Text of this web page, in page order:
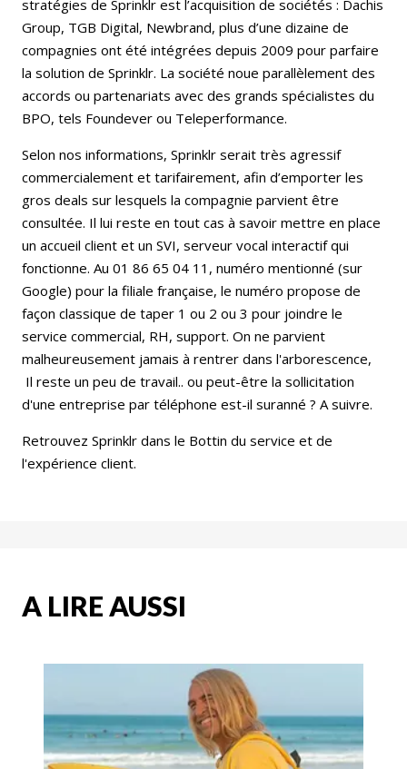
stratégies de Sprinklr est l’acquisition de sociétés : Dachis
Group, TGB Digital, Newbrand, plus d’une dizaine de
compagnies ont été intégrées depuis 2009 pour parfaire
la solution de Sprinklr. La société noue parallèlement des
accords ou partenariats avec des grands spécialistes du
BPO, tels Foundever ou Teleperformance.
Selon nos informations, Sprinklr serait très agressif
commercialement et tarifairement, afin d’emporter les
gros deals sur lesquels la compagnie parvient être
consultée. Il lui reste en tout cas à savoir mettre en place
un accueil client et un SVI, serveur vocal interactif qui
fonctionne. Au 01 86 65 04 11, numéro mentionné (sur
Google) pour la filiale française, le numéro propose de
façon classique de taper 1 ou 2 ou 3 pour joindre le
service commercial, RH, support. On ne parvient
malheureusement jamais à rentrer dans l'arborescence,
Il reste un peu de travail.. ou peut-être la sollicitation
d'une entreprise par téléphone est-il suranné ? A suivre.
Retrouvez Sprinklr dans le Bottin du service et de
l'expérience client.
A LIRE AUSSI